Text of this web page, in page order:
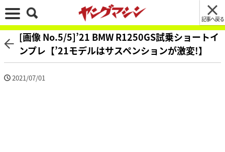
記事へ戻る
[画像 No.5/5]’21 BMW R1250GS試乗ショートイ
ンプレ【’21モデルはサスペンションが激変!】
2021/07/01